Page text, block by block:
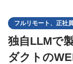
フルリモート、正社員
独自LLMで
ダクトの